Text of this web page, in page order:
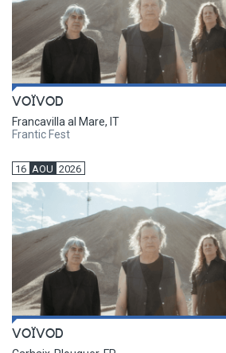
VOÏVOD
Francavilla al Mare, IT
Frantic Fest
16 AOU 2026
VOÏVOD